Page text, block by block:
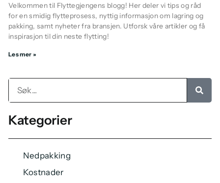
Kategorier
Nedpakking
Kostnader
Velkommen til Flyttegjengens blogg! Her deler vi tips og råd
for en smidig flytteprosess, nyttig informasjon om lagring og
pakking, samt nyheter fra bransjen. Utforsk våre artikler og få
inspirasjon til din neste flytting!
Les mer »